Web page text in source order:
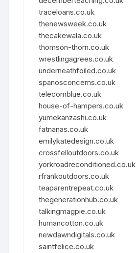
traceloans.co.uk
thenewsweek.co.uk
thecakewala.co.uk
thomson-thorn.co.uk
wrestlingagrees.co.uk
underneathfoiled.co.uk
spanosconcerns.co.uk
telecomblue.co.uk
house-of-hampers.co.uk
yumekanzashi.co.uk
fatnanas.co.uk
emilykatedesign.co.uk
crossfelloutdoors.co.uk
yorkroadreconditioned.co.uk
rfrankoutdoors.co.uk
teaparentrepeat.co.uk
thegenerationhub.co.uk
talkingmagpie.co.uk
humancotton.co.uk
newdawndigitals.co.uk
saintfelice.co.uk